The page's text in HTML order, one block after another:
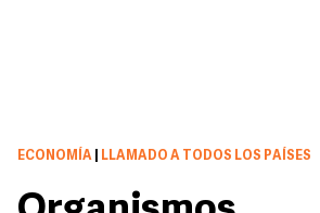
ECONOMÍA LLAMADO A TODOS LOS PAÍSES